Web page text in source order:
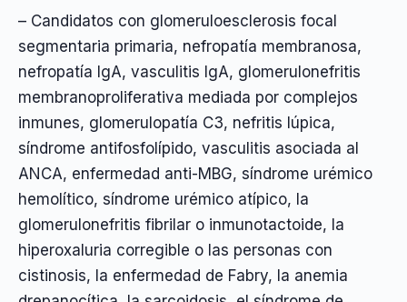
– Candidatos con glomeruloesclerosis focal
segmentaria primaria, nefropatía membranosa,
nefropatía IgA, vasculitis IgA, glomerulonefritis
membranoproliferativa mediada por complejos
inmunes, glomerulopatía C3, nefritis lúpica,
síndrome antifosfolípido, vasculitis asociada al
ANCA, enfermedad anti-MBG, síndrome urémico
hemolítico, síndrome urémico atípico, la
glomerulonefritis fibrilar o inmunotactoide, la
hiperoxaluria corregible o las personas con
cistinosis, la enfermedad de Fabry, la anemia